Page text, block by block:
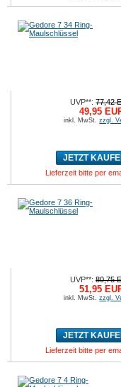
UVP**:77,42
49,95
inkl. MwSt.zzgl.
JETZT
Lieferzeit bitte per
UVP**:80,75
51,95
inkl. MwSt.zzgl.
JETZT
Lieferzeit bitte per